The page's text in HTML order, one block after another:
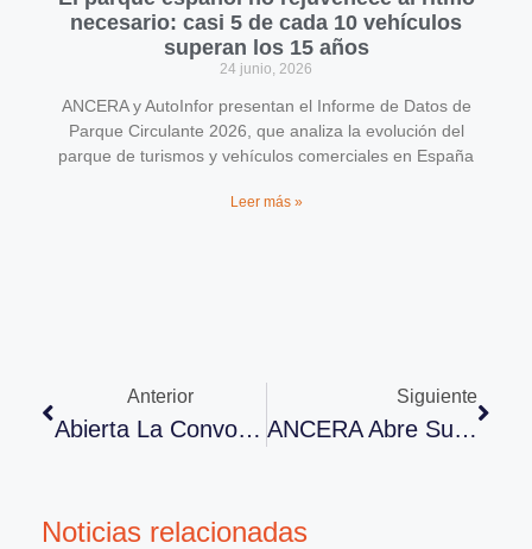
necesario: casi 5 de cada 10 vehículos
superan los 15 años
24 junio, 2026
ANCERA y AutoInfor presentan el Informe de Datos de
Parque Circulante 2026, que analiza la evolución del
parque de turismos y vehículos comerciales en España
Leer más »
Anterior
Abierta La Convocatoria De La 3ª Edición De Los Premios Compromiso Con La Sostenibilidad En La Posventa
Siguiente
ANCERA Abre Sus Puertas A La Distribución
Noticias relacionadas